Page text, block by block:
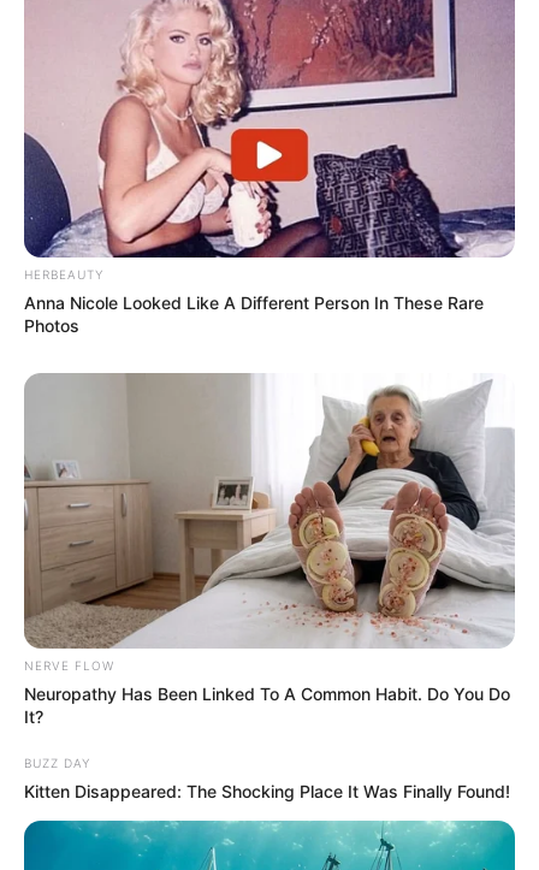
HERBEAUTY
Anna Nicole Looked Like A Different Person In These Rare
Photos
NERVE FLOW
Neuropathy Has Been Linked To A Common Habit. Do You Do
It?
BUZZ DAY
Kitten Disappeared: The Shocking Place It Was Finally Found!